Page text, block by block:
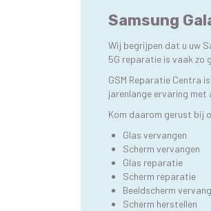
Samsung
Wij begrijpen dat u uw
5G reparatie is vaak zo
GSM Reparatie Centra
jarenlange ervaring
Kom daarom gerust bij
Glas vervangen
Scherm vervangen
Glas reparatie
Scherm reparatie
Beeldscherm
Scherm herstellen